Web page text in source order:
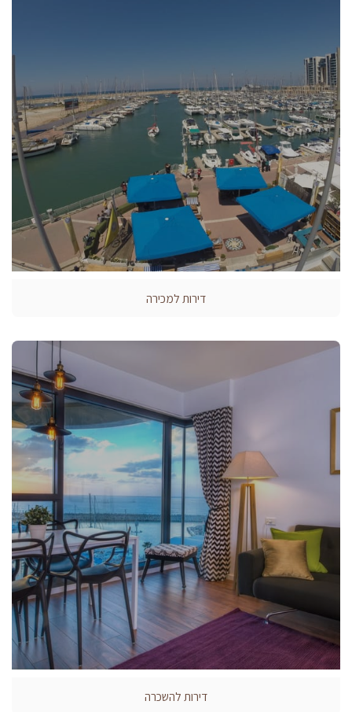
דירות למכירה
דירות להשכרה